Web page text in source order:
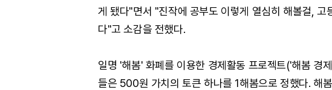
게 됐다"면서 "진작에 공부도 이렇게 열심히 해볼걸, 고
다"고 소감을 전했다.
일명 '해봄' 화폐를 이용한 경제활동 프로젝트('해봄 경
들은 500원 가치의 토큰 하나를 1해봄으로 정했다. 해